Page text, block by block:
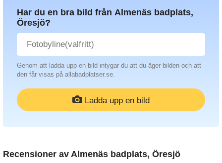
Har du en bra bild från Almenäs badplats,
Öresjö?
Genom att ladda upp en bild intygar du att du äger bilden och att
den får visas på allabadplatser.se.
Ladda upp en bild
Recensioner av Almenäs badplats, Öresjö